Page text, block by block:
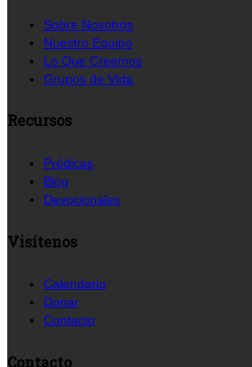
Sobre Nosotros
Nuestro Equipo
Lo Que Creemos
Grupos de Vida
Recursos
Prédicas
Blog
Devocionales
Visítenos
Calendario
Donar
Contacto
Contacto